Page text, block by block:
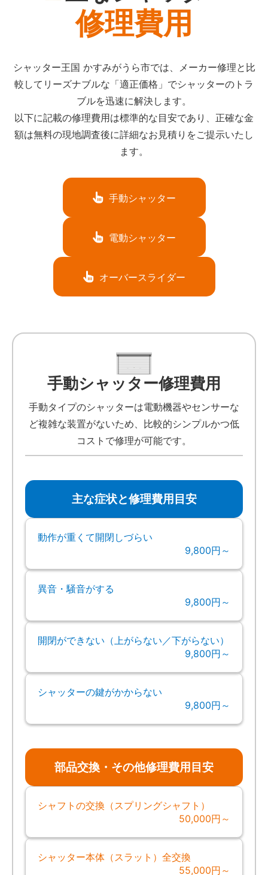
修理費用
シャッター王国 かすみがうら市では、メーカー修理と比
較してリーズナブルな「適正価格」でシャッターのトラ
ブルを迅速に解決します。
以下に記載の修理費用は標準的な目安であり、正確な金
額は無料の現地調査後に詳細なお見積りをご提示いたし
ます。
手動シャッター
電動シャッター
オーバースライダー
手動シャッター修理費用
手動タイプのシャッターは電動機器やセンサーな
ど複雑な装置がないため、比較的シンプルかつ低
コストで修理が可能です。
主な症状と修理費用目安
動作が重くて開閉しづらい
9,800円～
異音・騒音がする
9,800円～
開閉ができない（上がらない／下がらない）
9,800円～
シャッターの鍵がかからない
9,800円～
部品交換・その他修理費用目安
シャフトの交換（スプリングシャフト）
50,000円～
シャッター本体（スラット）全交換
55,000円～